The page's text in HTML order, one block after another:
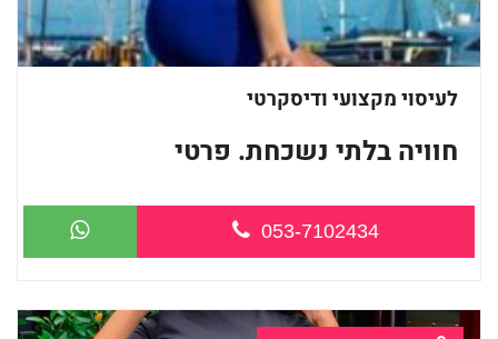
לעיסוי מקצועי ודיסקרטי
חוויה בלתי נשכחת. פרטי
053-7102434